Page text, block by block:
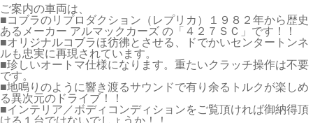
ご案内の車両は、
■コブラのリプロダクション（レプリカ）１９８２年から歴史
あるメーカー アルマックカーズ の「４２７ＳＣ」です！！
■オリジナルコブラほ彷彿とさせる、ドでかいセンタートンネ
ルも忠実に再現されています。
■珍しいオートマ仕様になります。重たいクラッチ操作は不要
です。
■地鳴りのように響き渡るサウンドで有り余るトルクが楽しめ
る異次元のドライブ！！
■インテリア／ボディコンディションをご覧頂ければ御納得頂